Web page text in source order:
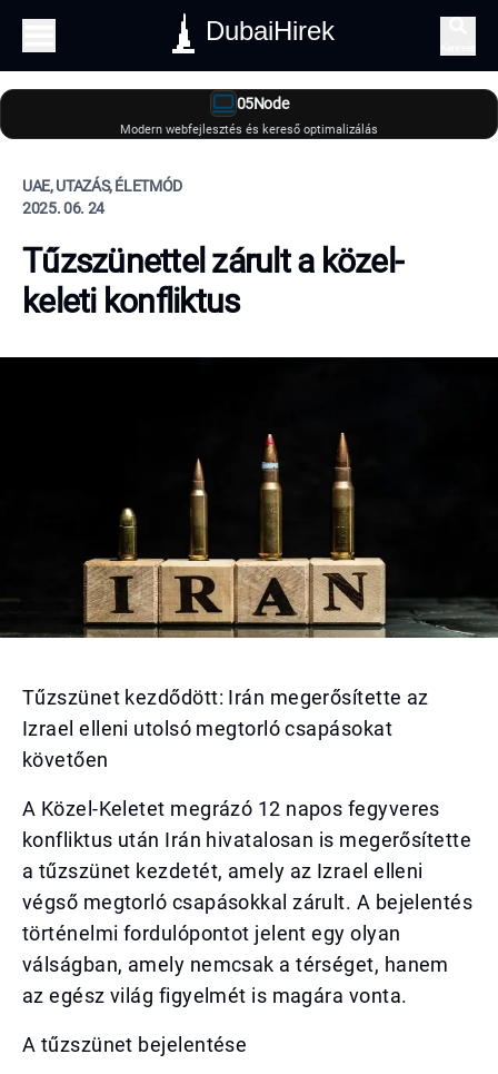
DubaiHirek
05Node
Modern webfejlesztés és kereső optimalizálás
UAE, UTAZÁS, ÉLETMÓD
2025. 06. 24
Tűzszünettel zárult a közel-
keleti konfliktus
Tűzszünet kezdődött: Irán megerősítette az
Izrael elleni utolsó megtorló csapásokat
követően
A Közel-Keletet megrázó 12 napos fegyveres
konfliktus után Irán hivatalosan is megerősítette
a tűzszünet kezdetét, amely az Izrael elleni
végső megtorló csapásokkal zárult. A bejelentés
történelmi fordulópontot jelent egy olyan
válságban, amely nemcsak a térséget, hanem
az egész világ figyelmét is magára vonta.
A tűzszünet bejelentése